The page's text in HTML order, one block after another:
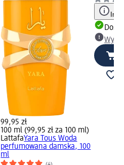
99,95 zł
100 ml (99,95 zł za 100 ml)
LattafaYara Tous Woda
perfumowana damska, 100
ml